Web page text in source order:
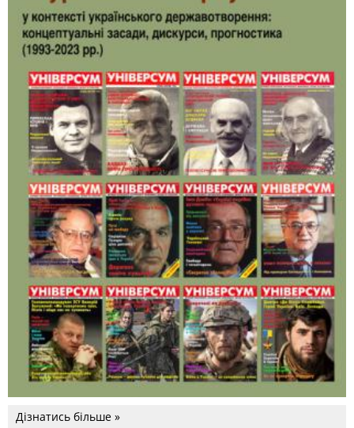
Дізнатись більше »